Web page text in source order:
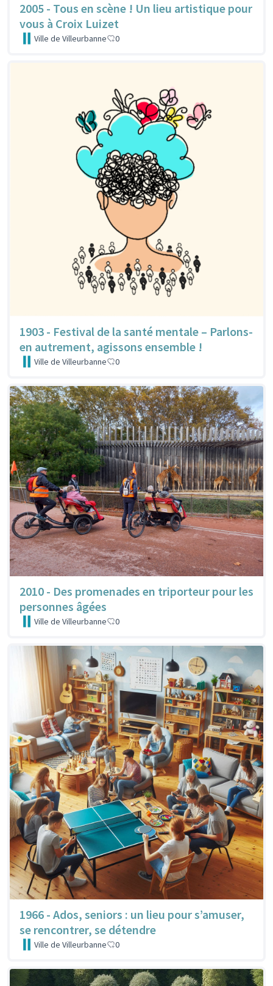
2005 - Tous en scène ! Un lieu artistique pour
vous à Croix Luizet
Ville de Villeurbanne 0
1903 - Festival de la santé mentale – Parlons-
en autrement, agissons ensemble !
Ville de Villeurbanne 0
2010 - Des promenades en triporteur pour les
personnes âgées
Ville de Villeurbanne 0
1966 - Ados, seniors : un lieu pour s’amuser,
se rencontrer, se détendre
Ville de Villeurbanne 0